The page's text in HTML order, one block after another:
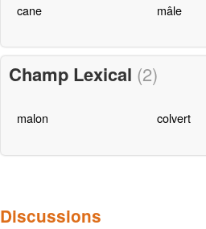
cane mâle
Champ Lexical (2)
malon colvert
Discussions